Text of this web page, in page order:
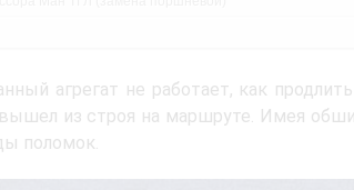
агрегат не работает, как
вышел из строя на маршруте. Имея
поломок.